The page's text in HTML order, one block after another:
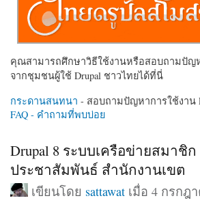
คุณสามารถศึกษาวิธีใช้งานหรือสอบถามปัญห
จากชุมชนผู้ใช้ Drupal ชาวไทยได้ที่นี่
กระดานสนทนา - สอบถามปัญหาการใช้งาน
FAQ - คำถามที่พบบ่อย
Drupal 8 ระบบเครือข่ายสมาชิ
ประชาสัมพันธ์ สำนักงานเขต
เขียนโดย sattawat เมื่อ 4 กรกฎ